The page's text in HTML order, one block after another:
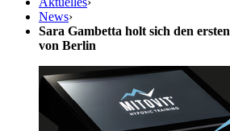
News›
Sara Gambetta holt sich den
von Berlin